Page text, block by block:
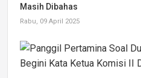
Masih Dibahas
Rabu, 09 April 2025